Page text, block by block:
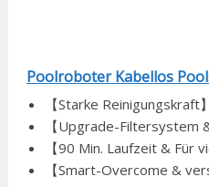
Poolroboter Kabellos
【Starke
【Upgrade-Filtersystem
【90 Min. Laufzeit &
【Smart-Overcome &